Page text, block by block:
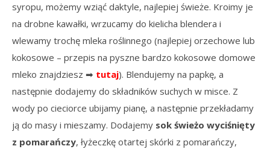
syropu, możemy wziąć daktyle, najlepiej świeże. Kroimy je
na drobne kawałki, wrzucamy do kielicha blendera i
wlewamy trochę mleka roślinnego (najlepiej orzechowe lub
kokosowe – przepis na pyszne bardzo kokosowe domowe
mleko znajdziesz ➡ tutaj). Blendujemy na papkę, a
następnie dodajemy do składników suchych w misce. Z
wody po cieciorce ubijamy pianę, a następnie przekładamy
ją do masy i mieszamy. Dodajemy sok świeżo wyciśnięty
z pomarańczy, łyżeczkę otartej skórki z pomarańczy,